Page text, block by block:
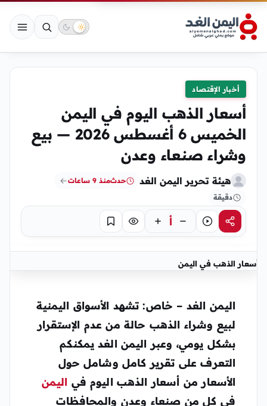
أخبار الإقتصاد
أسعار الذهب اليوم في اليمن
الخميس 6 أغسطس 2026 — بيع
وشراء صنعاء وعدن
هيئة تحرير اليمن الغد حدثمنذ 9 ساعات
دقيقة
مشاركةاستماع أ تركيز حفظ
أسعار الذهب في اليمن
اليمن الغد – خاص: تشهد الأسواق اليمنية
لبيع وشراء الذهب حالة من عدم الإستقرار
بشكل يومي، وعبر اليمن الغد يمكنكم
التعرف على تقرير كامل وشامل حول
الأسعار من أسعار الذهب اليوم في اليمن
في كل من صنعاء وعدن والمحافظات